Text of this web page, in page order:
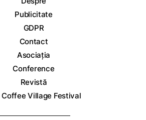
Publicitate
GDPR
Contact
Asociația
Conference
Revistă
Coffee Village Festival